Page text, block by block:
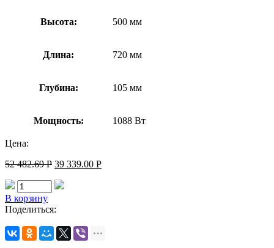
Высота: 500 мм
Длина: 720 мм
Глубина: 105 мм
Мощность: 1088 Вт
Цена:
52 482.69Р 39 339.00 Р
В корзину
Поделиться: